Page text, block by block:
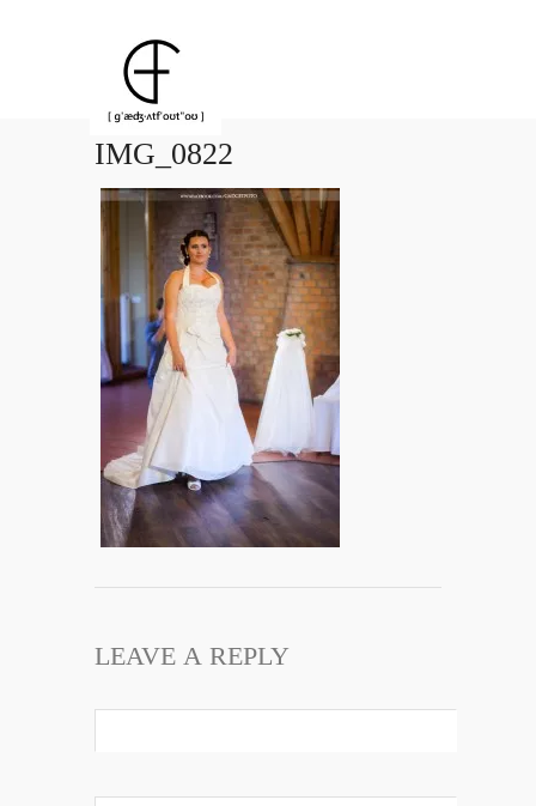
IMG_0822
LEAVE A REPLY